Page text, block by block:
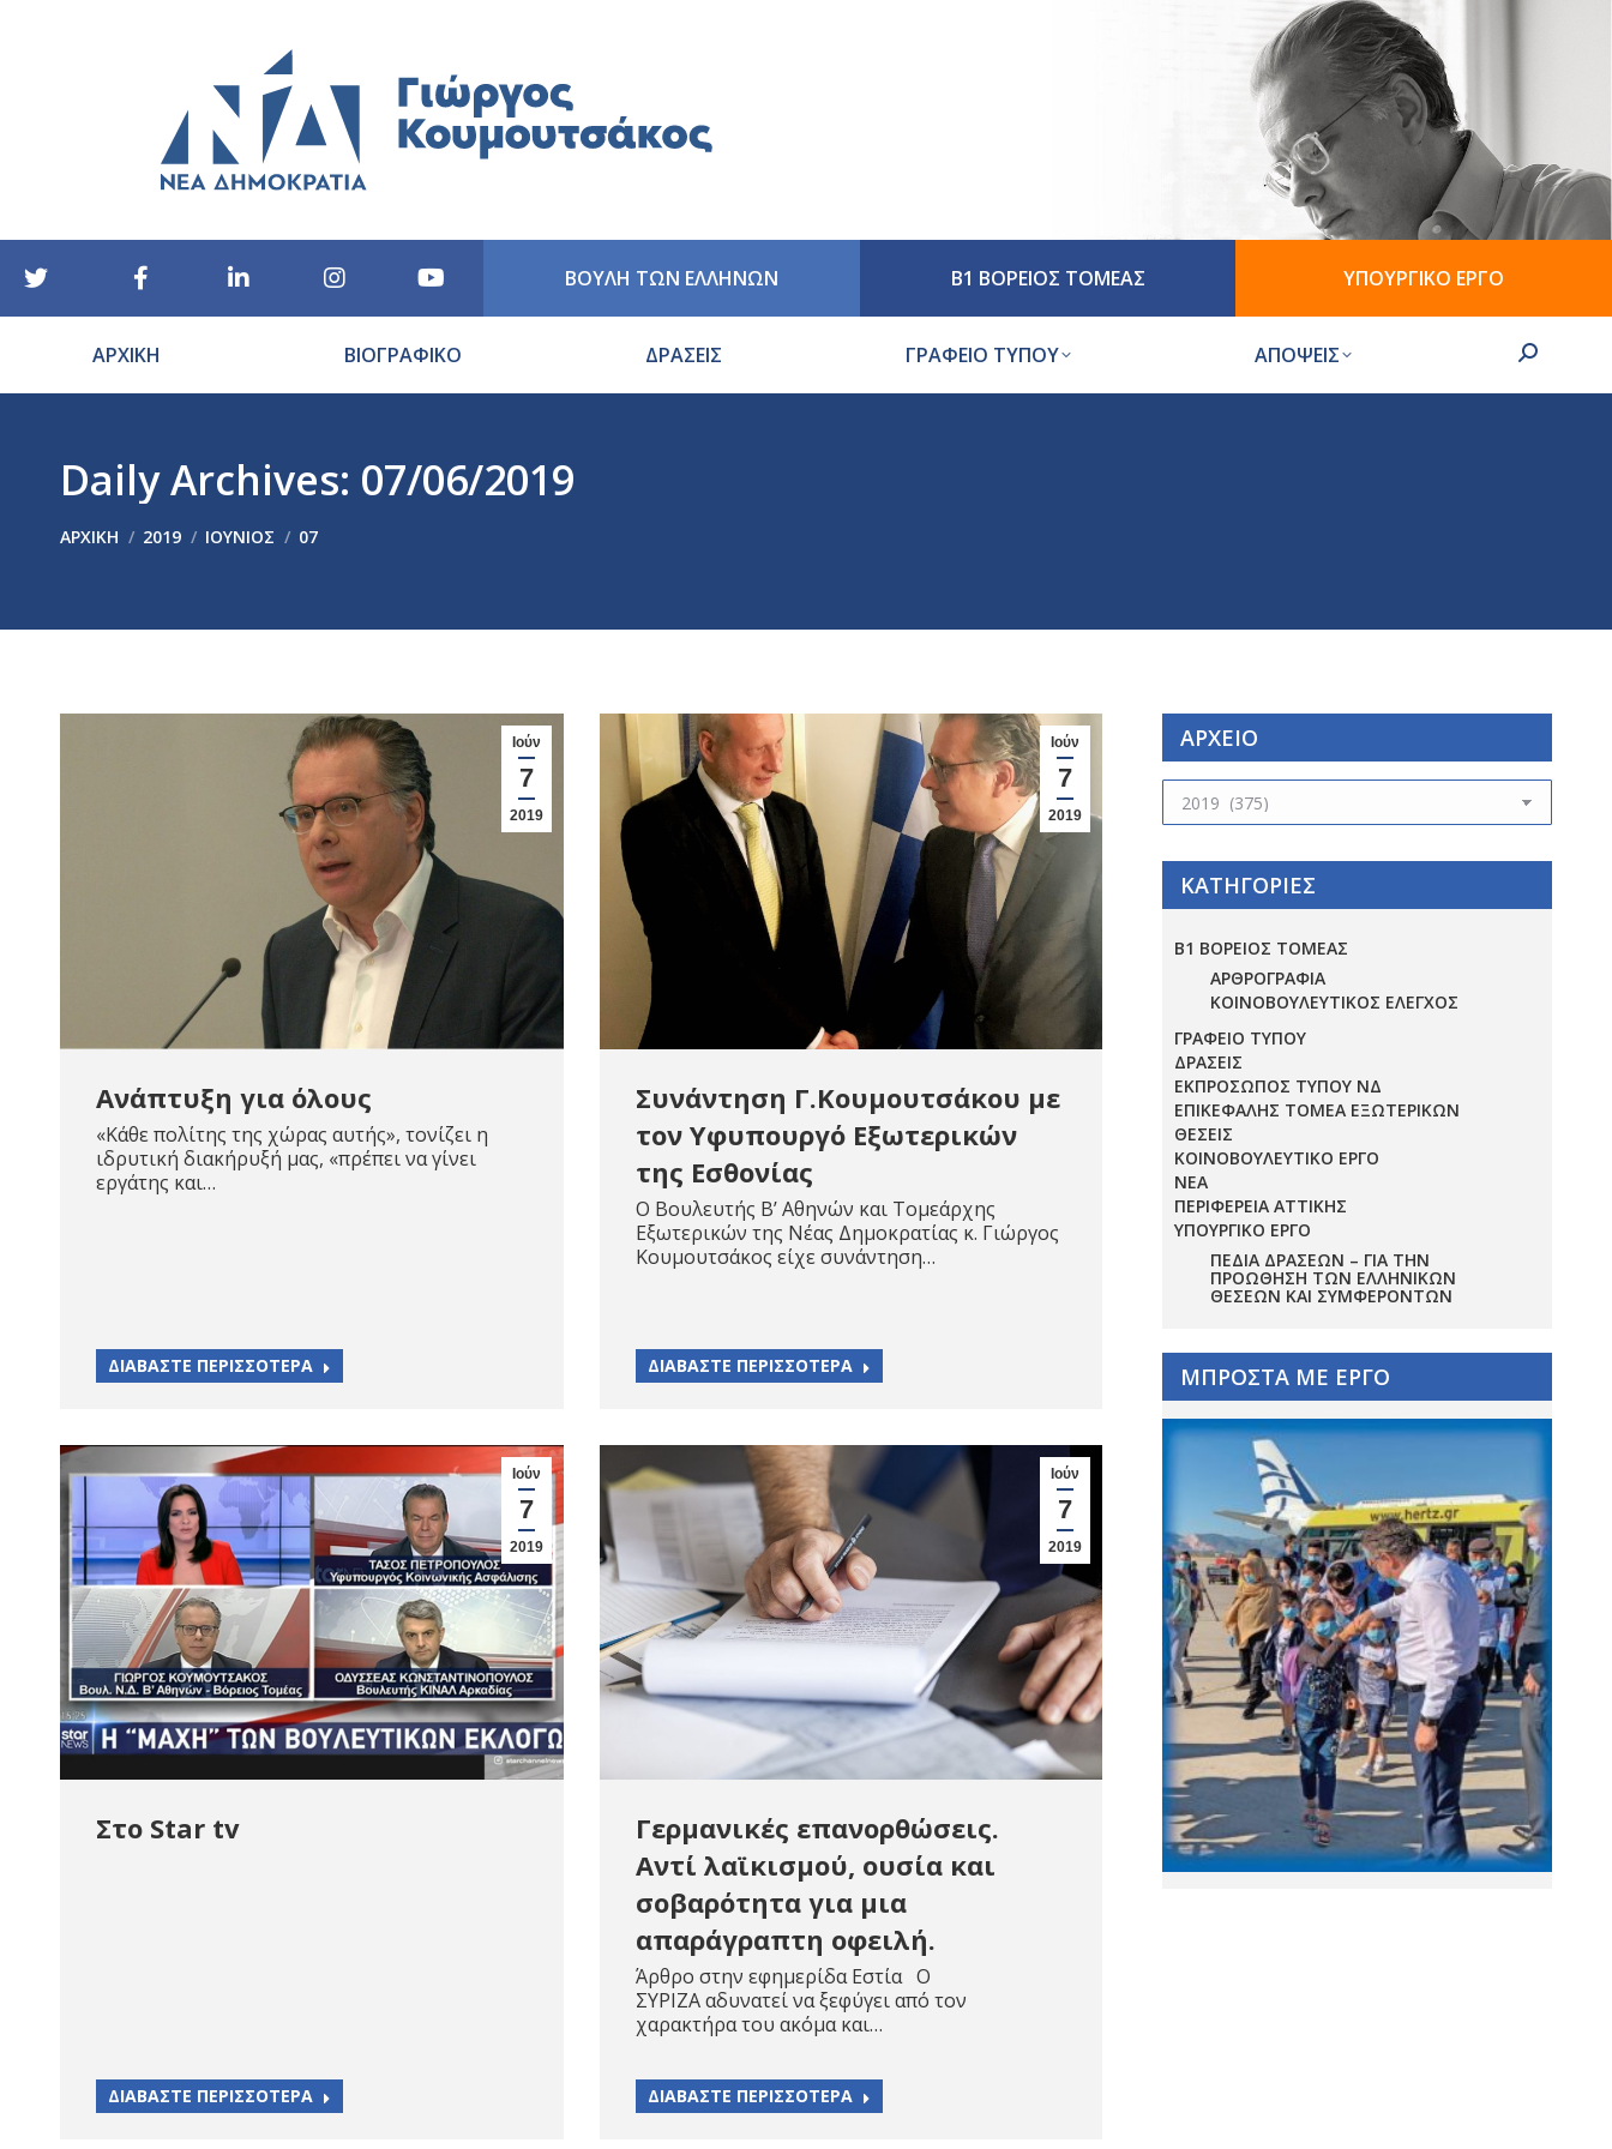
ΒΟΥΛΗ ΤΩΝ ΕΛΛΗΝΩΝ Β1 ΒΟΡΕΙΟΣ ΤΟΜΕΑΣ ΥΠΟΥΡΓΙΚΟ ΕΡΓΟ
ΑΡΧΙΚΗ ΒΙΟΓΡΑΦΙΚΟ ΔΡΑΣΕΙΣ ΓΡΑΦΕΙΟ ΤΥΠΟΥ ΑΠΟΨΕΙΣ Search:
Daily Archives: 07/06/2019
ΑΡΧΙΚΉ 2019 ΙΟΎΝΙΟΣ 07
Ιούν
7
2019
Ανάπτυξη για όλους
«Κάθε πολίτης της χώρας αυτής», τονίζει η
ιδρυτική διακήρυξή μας, «πρέπει να γίνει
εργάτης και…
ΔΙΑΒΑΣΤΕ ΠΕΡΙΣΣΟΤΕΡΑ
Ιούν
7
2019
Συνάντηση Γ.Κουμουτσάκου με
τον Υφυπουργό Εξωτερικών
της Εσθονίας
Ο Βουλευτής Β’ Αθηνών και Τομεάρχης
Εξωτερικών της Νέας Δημοκρατίας κ. Γιώργος
Κουμουτσάκος είχε συνάντηση…
ΔΙΑΒΑΣΤΕ ΠΕΡΙΣΣΟΤΕΡΑ
Ιούν
7
2019
Στο Star tv
ΔΙΑΒΑΣΤΕ ΠΕΡΙΣΣΟΤΕΡΑ
Ιούν
7
2019
Γερμανικές επανορθώσεις.
Αντί λαϊκισμού, ουσία και
σοβαρότητα για μια
απαράγραπτη οφειλή.
Άρθρο στην εφημερίδα Εστία Ο
ΣΥΡΙΖΑ αδυνατεί να ξεφύγει από τον
χαρακτήρα του ακόμα και…
ΔΙΑΒΑΣΤΕ ΠΕΡΙΣΣΟΤΕΡΑ
ΑΡΧΕΙΟ
ΑΡΧΕΙΟ
ΚΑΤΗΓΟΡΙΕΣ
Β1 ΒΟΡΕΙΟΣ ΤΟΜΕΑΣ
ΑΡΘΡΟΓΡΑΦΙΑ
ΚΟΙΝΟΒΟΥΛΕΥΤΙΚΟΣ ΕΛΕΓΧΟΣ
ΓΡΑΦΕΙΟ ΤΥΠΟΥ
ΔΡΑΣΕΙΣ
ΕΚΠΡΟΣΩΠΟΣ ΤΥΠΟΥ ΝΔ
ΕΠΙΚΕΦΑΛΗΣ ΤΟΜΕΑ ΕΞΩΤΕΡΙΚΩΝ
ΘΕΣΕΙΣ
ΚΟΙΝΟΒΟΥΛΕΥΤΙΚΟ ΕΡΓΟ
ΝΕΑ
ΠΕΡΙΦΕΡΕΙΑ ΑΤΤΙΚΗΣ
ΥΠΟΥΡΓΙΚΟ ΕΡΓΟ
ΠΕΔΊΑ ΔΡΆΣΕΩΝ – ΓΙΑ ΤΗΝ
ΠΡΟΏΘΗΣΗ ΤΩΝ ΕΛΛΗΝΙΚΏΝ
ΘΈΣΕΩΝ ΚΑΙ ΣΥΜΦΕΡΌΝΤΩΝ
ΜΠΡΟΣΤΑ ΜΕ ΕΡΓΟ